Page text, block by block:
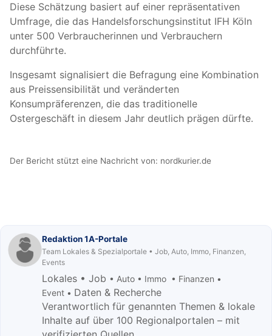
Diese Schätzung basiert auf einer repräsentativen
Umfrage, die das Handelsforschungsinstitut IFH Köln
unter 500 Verbraucherinnen und Verbrauchern
durchführte.
Insgesamt signalisiert die Befragung eine Kombination
aus Preissensibilität und veränderten
Konsumpräferenzen, die das traditionelle
Ostergeschäft in diesem Jahr deutlich prägen dürfte.
Der Bericht stützt eine Nachricht von: nordkurier.de
Redaktion 1A-Portale
Team Lokales & Spezialportale • Job, Auto, Immo, Finanzen,
Events
Lokales • Job • Auto • Immo • Finanzen •
Event • Daten & Recherche
Verantwortlich für genannten Themen & lokale
Inhalte auf über 100 Regionalportalen – mit